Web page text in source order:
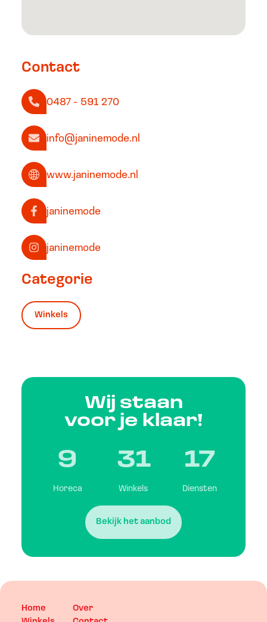
Contact
0487 - 591 270
info@janinemode.nl
www.janinemode.nl
janinemode
janinemode
Categorie
Winkels
Wij staan
voor je klaar!
Horeca
9
Winkels
31
Diensten
17
Bekijk het aanbod
Home
Over